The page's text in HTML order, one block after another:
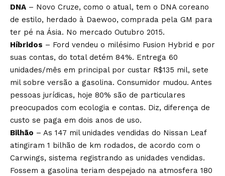
DNA – Novo Cruze, como o atual, tem o DNA coreano
de estilo, herdado à Daewoo, comprada pela GM para
ter pé na Ásia. No mercado Outubro 2015.
Híbridos – Ford vendeu o milésimo Fusion Hybrid e por
suas contas, do total detém 84%. Entrega 60
unidades/mês em principal por custar R$135 mil, sete
mil sobre versão a gasolina. Consumidor mudou. Antes
pessoas jurídicas, hoje 80% são de particulares
preocupados com ecologia e contas. Diz, diferença de
custo se paga em dois anos de uso.
Bilhão – As 147 mil unidades vendidas do Nissan Leaf
atingiram 1 bilhão de km rodados, de acordo com o
Carwings, sistema registrando as unidades vendidas.
Fossem a gasolina teriam despejado na atmosfera 180